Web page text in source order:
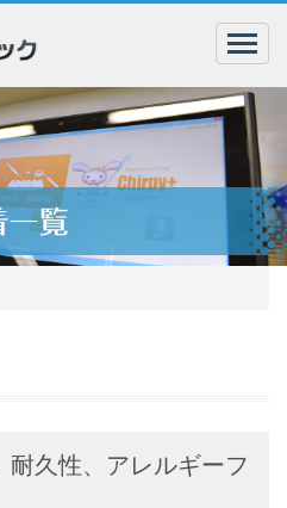
menu
耐久性、アレルギーフ